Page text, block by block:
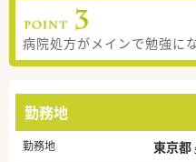
病院処方がメインで勉強に
勤務地
勤務地 東京都